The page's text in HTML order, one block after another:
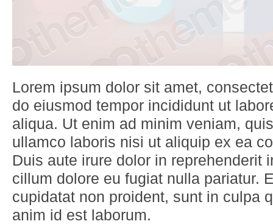
Lorem ipsum dolor sit amet,
do eiusmod tempor incididunt ut
aliqua. Ut enim ad minim veniam,
ullamco laboris nisi ut aliquip ex ea
Duis aute irure dolor in reprehenderit
cillum dolore eu fugiat nulla pariatur.
cupidatat non proident, sunt in culpa
anim id est laborum.